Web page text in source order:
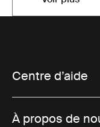
S'ouvre
Centre d’aide
À propos de